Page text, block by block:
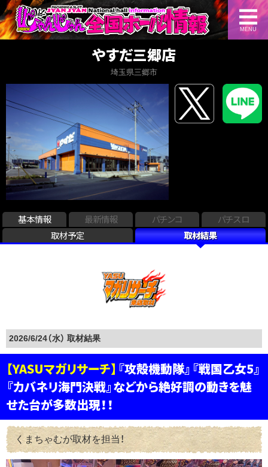
MENU
やすだ三郷店
埼玉県三郷市
基本情報 最新情報 パチンコ
パチスロ
取材予定
取材結果
2026/6/24（水）
【YASUマガリサーチ】 『攻殻機動隊』『戦国乙女5』
『カバネリ海門決戦』などから絶好調の動きを魅
せた台が多数出現！！
くまちゃむが取材を担当！